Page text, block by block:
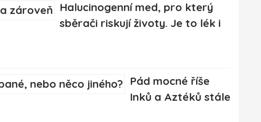
Halucinogenní med, pro který
sběrači riskují životy. Je to lék i
Pád mocné říše
Inků a Aztéků stále